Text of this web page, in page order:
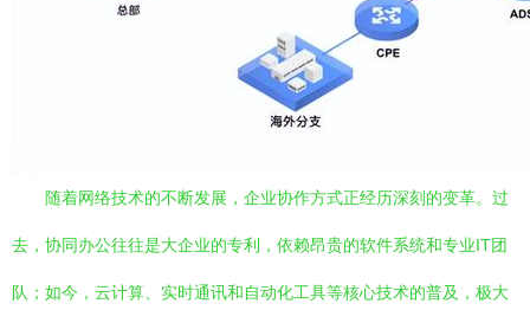
随着网络技术的不断发展，企业协作方式正经历深刻的变革。过
去，协同办公往往是大企业的专利，依赖昂贵的软件系统和专业IT团
队；如今，云计算、实时通讯和自动化工具等核心技术的普及，极大